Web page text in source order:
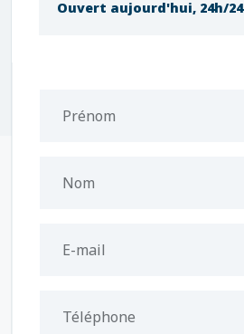
Ouvert aujourd'hui, 24h/24
Prénom
Nom
E-mail
Téléphone